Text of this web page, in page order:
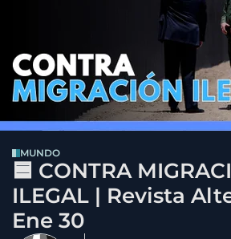
MUNDO
🟦 CONTRA
ILEGAL | Revista
Ene 30